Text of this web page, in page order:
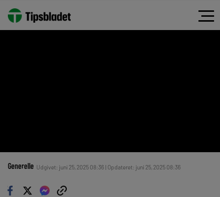
Generelle Udgivet: juni 25, 2025 08:36 | Opdateret: juni 25, 2025 08:36